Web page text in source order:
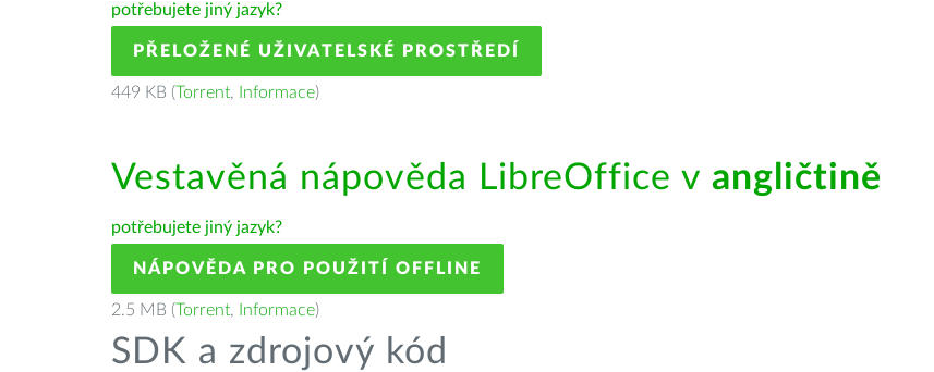
potřebujete jiný jazyk?
PŘELOŽENÉ UŽIVATELSKÉ PROSTŘEDÍ
449 KB (Torrent, Informace)
Vestavěná nápověda LibreOffice v angličtině
potřebujete jiný jazyk?
NÁPOVĚDA PRO POUŽITÍ OFFLINE
2.5 MB (Torrent, Informace)
SDK a zdrojový kód